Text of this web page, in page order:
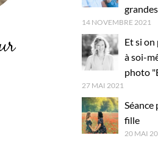
14 NOVEMBRE 2021
Et si on
à soi-
photo
27 MAI 2021
fille
20 MAI